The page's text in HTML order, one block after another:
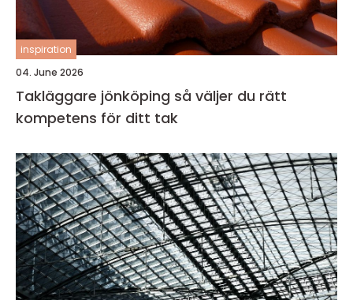
inspiration
04. June 2026
Takläggare jönköping så väljer du rätt
kompetens för ditt tak